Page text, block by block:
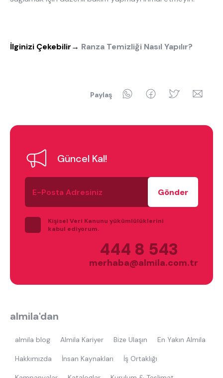
İlginizi Çekebilir→ Ranza Temizliği Nasıl Yapılır?
Paylaş WhatsAppFacebookTwitter
Güncel Kal!
E-
Posta
Adresiniz
Kişisel Veri Kanunu yükümlülüklerini
kabul ediyorum.
444 8 543
merhaba@almila.com.tr
almila'dan
almila blog Almila Kariyer Bize Ulaşın En Yakın Almila
Hakkımızda İnsan Kaynakları İş Ortaklığı